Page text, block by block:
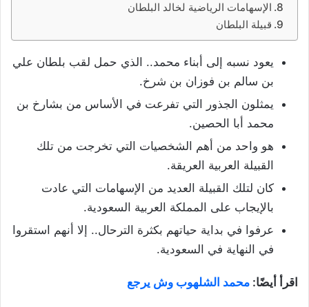
الإسهامات الرياضية لخالد البلطان
قبيلة البلطان
يعود نسبه إلى أبناء محمد.. الذي حمل لقب بلطان علي
بن سالم بن فوزان بن شرخ.
يمثلون الجذور التي تفرعت في الأساس من بشارخ بن
محمد أبا الحصين.
هو واحد من أهم الشخصيات التي تخرجت من تلك
القبيلة العربية العريقة.
كان لتلك القبيلة العديد من الإسهامات التي عادت
بالإيجاب على المملكة العربية السعودية.
عرفوا في بداية حياتهم بكثرة الترحال.. إلا أنهم استقروا
في النهاية في السعودية.
اقرأ أيضًا: محمد الشلهوب وش يرجع